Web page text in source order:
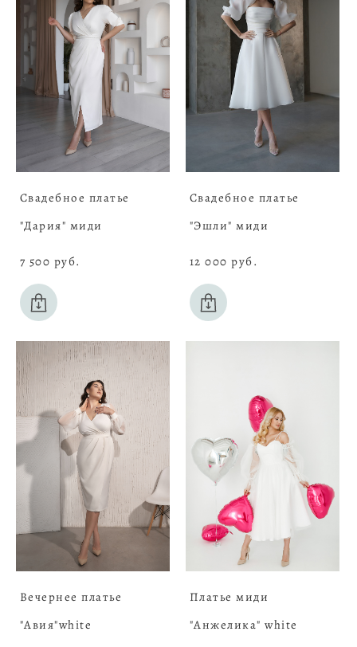
Свадебное платье
"Дария" миди
7 500 pуб.
Свадебное платье
"Эшли" миди
12 000 pуб.
Вечернее платье
"Авия"white
Платье миди
"Анжелика" white